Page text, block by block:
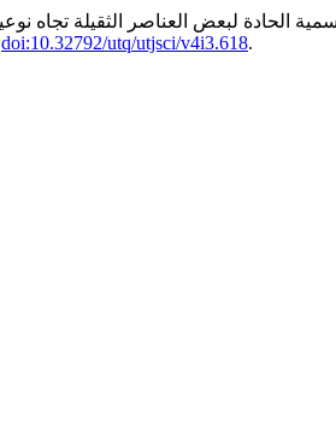
doi:10.32792/utq/utjsci/v4i3.618.